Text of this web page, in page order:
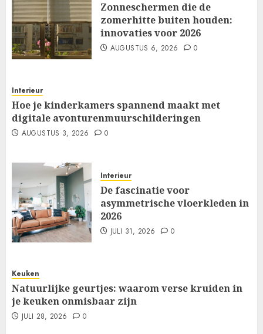
Zonneschermen die de
zomerhitte buiten houden:
innovaties voor 2026
AUGUSTUS 6, 2026 0
Interieur
Hoe je kinderkamers spannend maakt met
digitale avonturenmuurschilderingen
AUGUSTUS 3, 2026 0
Interieur
De fascinatie voor
asymmetrische vloerkleden in
2026
JULI 31, 2026 0
Keuken
Natuurlijke geurtjes: waarom verse kruiden in
je keuken onmisbaar zijn
JULI 28, 2026 0